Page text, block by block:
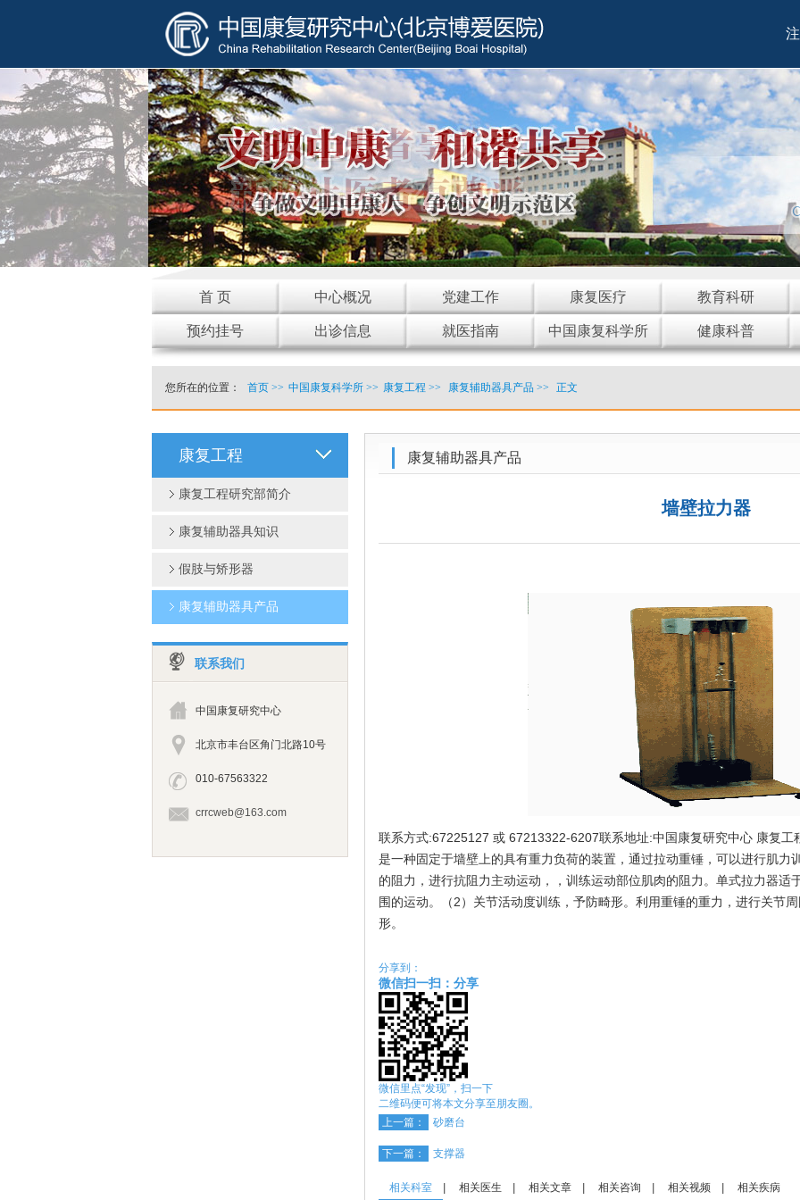
首 页 中心概况 党建工作 康复医疗 教育科研
预约挂号 出诊信息 就医指南 中国康复科学所 健康科普
您所在的位置： 首页>> 中国康复科学所>> 康复工程 >> 康复辅助器具产品>> 正文
康复工程
康复工程研究部简介
康复辅助器具知识
假肢与矫形器
康复辅助器具产品
联系我们
中国康复研究中心
北京市丰台区角门北路10号
010-67563322
crrcweb@163.com
康复辅助器具产品
墙壁拉力器
联系方式:67225127 或 67213322-6207联系地址:中国康复研究中心 康复
是一种固定于墙壁上的具有重力负荷的装置，通过拉动重锤，可以进行肌力
的阻力，进行抗阻力主动运动，，训练运动部位肌肉的阻力。单式拉力器适
围的运动。（2）关节活动度训练，予防畸形。利用重锤的重力，进行关节
形。
分享到：
微信扫一扫：分享
微信里点“发现”，扫一下
二维码便可将本文分享至朋友圈。
上一篇：
砂磨台
下一篇： 支撑器
相关科室 相关医生 相关文章 相关咨询 相关视频 相关疾病